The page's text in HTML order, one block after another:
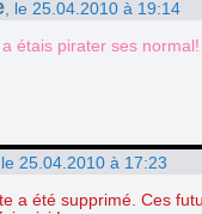
, le 25.04.2010 à 19:14
étais pirater ses normal!
, le 25.04.2010 à 17:23
a été supprimé. Ces